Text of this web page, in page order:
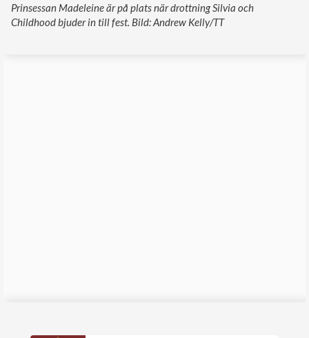
Prinsessan Madeleine är på plats när drottning Silvia och
Childhood bjuder in till fest. Bild: Andrew Kelly/TT